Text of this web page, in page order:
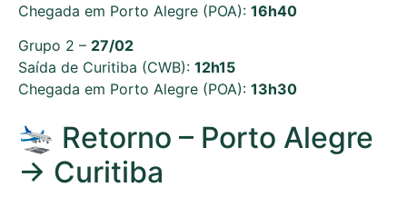
Chegada em Porto Alegre (POA): 16h40
Grupo 2 – 27/02
Saída de Curitiba (CWB): 12h15
Chegada em Porto Alegre (POA): 13h30
🛬 Retorno – Porto Alegre
→ Curitiba